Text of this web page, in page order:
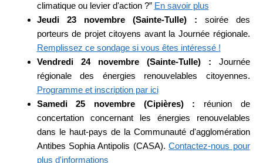
climatique ou levier d'action ?” En savoir plus
Jeudi 23 novembre (Sainte-Tulle) : soirée des
porteurs de projet citoyens avant la Journée régionale.
Remplissez ce sondage si vous êtes intéressé !
Vendredi 24 novembre (Sainte-Tulle) : Journée
régionale des énergies renouvelables citoyennes.
Programme et inscription par ici
Samedi 25 novembre (Cipières) : réunion de
concertation concernant les énergies renouvelables
dans le haut-pays de la Communauté d'agglomération
Antibes Sophia Antipolis (CASA).Contactez-nous pour
plus d'informations